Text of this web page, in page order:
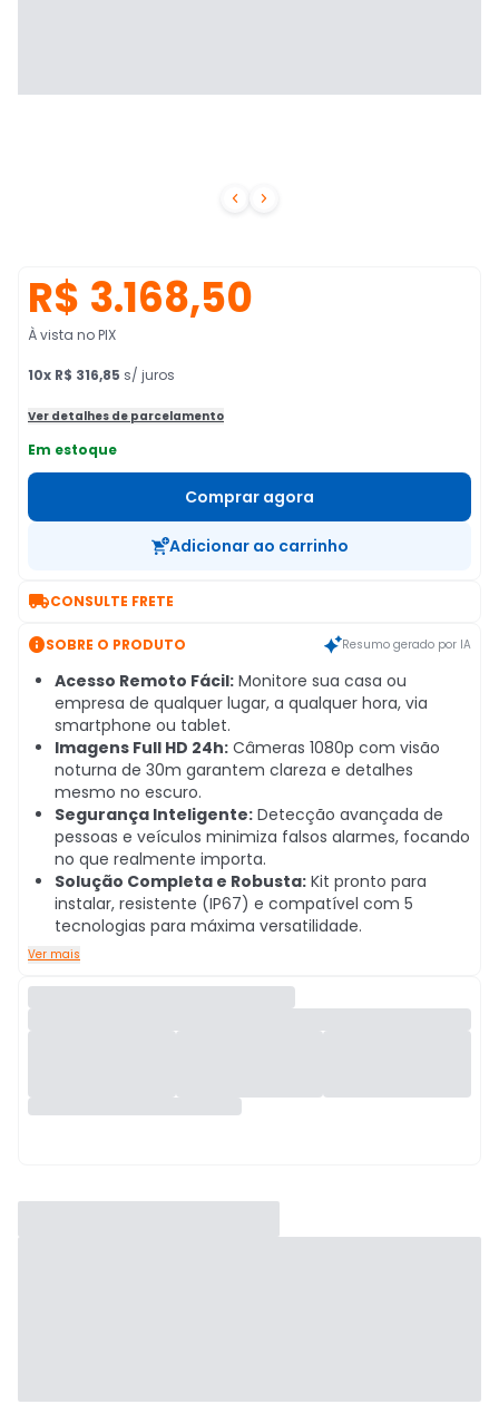
 
R$ 3.168,50
À vista no PIX
10x R$ 316,85 s/ juros
Ver detalhes de parcelamento
Em estoque
Comprar agora
Adicionar ao carrinho
CONSULTE FRETE
SOBRE O PRODUTO Resumo gerado por IA
Acesso Remoto Fácil: Monitore sua casa ou
empresa de qualquer lugar, a qualquer hora, via
smartphone ou tablet.
Imagens Full HD 24h: Câmeras 1080p com visão
noturna de 30m garantem clareza e detalhes
mesmo no escuro.
Segurança Inteligente: Detecção avançada de
pessoas e veículos minimiza falsos alarmes, focando
no que realmente importa.
Solução Completa e Robusta: Kit pronto para
instalar, resistente (IP67) e compatível com 5
tecnologias para máxima versatilidade.
Ver mais